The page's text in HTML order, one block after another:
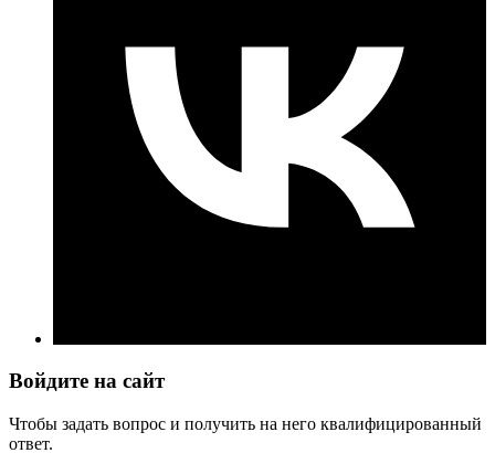
Войдите на сайт
Чтобы задать вопрос и получить на него квалифицированный
ответ.